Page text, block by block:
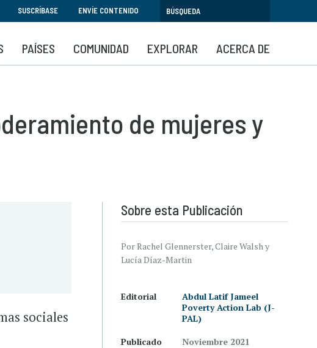
SUSCRÍBASE ENVÍE CONTENIDO
PAÍSES COMUNIDAD EXPLORAR ACERCA DE
de mujeres y
sociales
Sobre esta Publicación
Por Rachel Glennerster, Claire Walsh y
Lucía Díaz-Martin
Editorial
Abdul Latif Jameel
Poverty Action Lab (J-
PAL)
Publicado
Noviembre 2021